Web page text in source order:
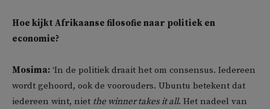
Hoe kijkt Afrikaanse filosofie naar politiek en
economie?
Mosima: ‘In de politiek draait het om consensus. Iedereen
wordt gehoord, ook de voorouders. Ubuntu betekent dat
iedereen wint, niet the winner takes it all. Het nadeel van